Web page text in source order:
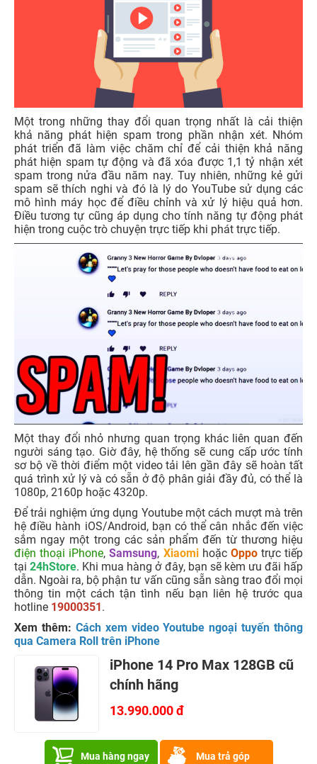
Một trong những thay đổi quan trọng nhất là cải thiện
khả năng phát hiện spam trong phần nhận xét. Nhóm
phát triển đã làm việc chăm chỉ để cải thiện khả năng
phát hiện spam tự động và đã xóa được 1,1 tỷ nhận xét
spam trong nửa đầu năm nay. Tuy nhiên, những kẻ gửi
spam sẽ thích nghi và đó là lý do YouTube sử dụng các
mô hình máy học để điều chỉnh và xử lý hiệu quả hơn.
Điều tương tự cũng áp dụng cho tính năng tự động phát
hiện trong cuộc trò chuyện trực tiếp khi phát trực tiếp.
Một thay đổi nhỏ nhưng quan trọng khác liên quan đến
người sáng tạo. Giờ đây, hệ thống sẽ cung cấp ước tính
sơ bộ về thời điểm một video tải lên gần đây sẽ hoàn tất
quá trình xử lý và có sẵn ở độ phân giải đầy đủ, có thể là
1080p, 2160p hoặc 4320p.
Để trải nghiệm ứng dụng Youtube một cách mượt mà trên
hệ điều hành iOS/Android, bạn có thể cân nhắc đến việc
sắm ngay một trong các sản phẩm đến từ thương hiệu
điện thoại iPhone,Samsung, Xiaomihoặc Oppotrực tiếp
tại24hStore. Khi mua hàng ở đây, bạn sẽ kèm ưu đãi hấp
dẫn. Ngoài ra, bộ phận tư vấn cũng sẵn sàng trao đổi mọi
thông tin một cách tận tình nếu bạn liên hệ trước qua
hotline 19000351.
Xem thêm: Cách xem video Youtube ngoại tuyến thông
qua Camera Roll trên iPhone
iPhone 14 Pro Max 128GB cũ
chính hãng
13.990.000 đ
Mua hàng ngay Mua trả góp